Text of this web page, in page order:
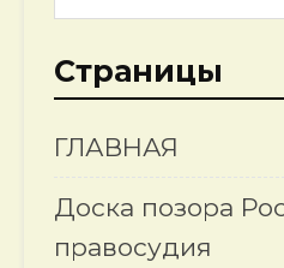
Страницы
ГЛАВНАЯ
Доска позора
правосудия